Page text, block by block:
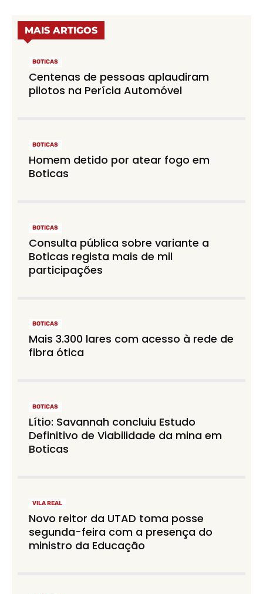
MAIS ARTIGOS
BOTICAS
Centenas de pessoas aplaudiram
pilotos na Perícia Automóvel
BOTICAS
Homem detido por atear fogo em
Boticas
BOTICAS
Consulta pública sobre variante a
Boticas regista mais de mil
participações
BOTICAS
Mais 3.300 lares com acesso à rede de
fibra ótica
BOTICAS
Lítio: Savannah concluiu Estudo
Definitivo de Viabilidade da mina em
Boticas
VILA REAL
Novo reitor da UTAD toma posse
segunda-feira com a presença do
ministro da Educação